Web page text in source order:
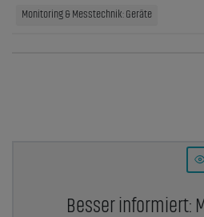
Monitoring & Messtechnik: Geräte
Besser informiert: